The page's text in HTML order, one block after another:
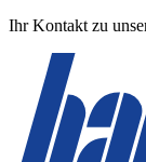
Ihr Kontakt zu